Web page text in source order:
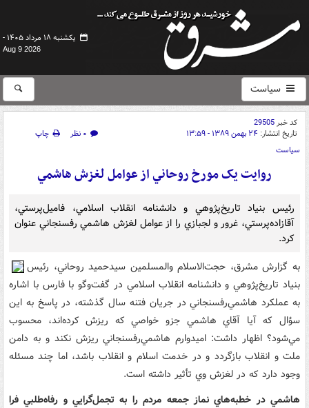
یکشنبه ۱۸ مرداد ۱۴۰۵ -
Aug 9 2026
سیاست
کد خبر29505
تاریخ انتشار: ۲۴ بهمن ۱۳۸۹ - ۱۳:۵۹ ۰ نظر
چاپ
سیاست
روايت يک مورخ روحاني از عوامل لغزش هاشمي
رئيس بنياد تاريخ‌پژوهي و دانشنامه انقلاب اسلامي، فاميل‌پرستي،
آقازاده‌‌پرستي، غرور و لجبازي را از عوامل لغزش هاشمي رفسنجاني عنوان
کرد.
به گزارش مشرق، حجت‌الاسلام والمسلمين سيد‌حميد روحاني، رئيس
بنياد تاريخ‌پژوهي و دانشنامه انقلاب اسلامي در گفت‌وگو با فارس با اشاره
به عملکرد هاشمي‌رفسنجاني ‌در جريان فتنه سال گذشته، در پاسخ به اين
سؤال که آيا آقاي هاشمي جزو خواصي که ريزش کرده‌اند، محسوب
مي‌شود؟ اظهار داشت: اميدوارم هاشمي‌رفسنجاني ريزش نکند و به دامن
ملت و انقلاب بازگردد و در خدمت اسلام و انقلاب باشد، اما چند مسئله
وجود دارد که در لغزش وي تأثير داشته است.
هاشمي‌‌‌ در خطبه‌هاي نماز جمعه ‌مردم را به تجمل‌گرايي‌ و رفاه‌طلبي فرا